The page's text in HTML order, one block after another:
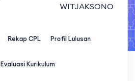
WITJAKSONO
Rekap CPL Profil Lulusan
Evaluasi Kurikulum